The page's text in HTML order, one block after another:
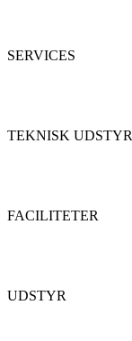
SERVICES
TEKNISK UDSTYR
FACILITETER
UDSTYR